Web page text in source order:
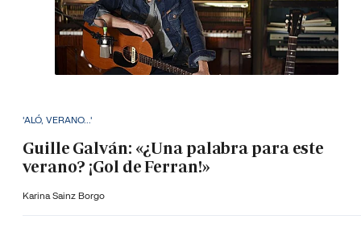
'ALÓ, VERANO...'
Guille Galván: «¿Una palabra para este
verano? ¡Gol de Ferran!»
Karina Sainz Borgo